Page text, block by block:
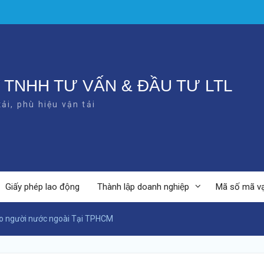
TNHH TƯ VẤN & ĐẦU TƯ LTL
phù hiệu vận tải
Giấy phép lao động Thành lập doanh nghiệp Mã số mã
người nước ngoài Tại TPHCM